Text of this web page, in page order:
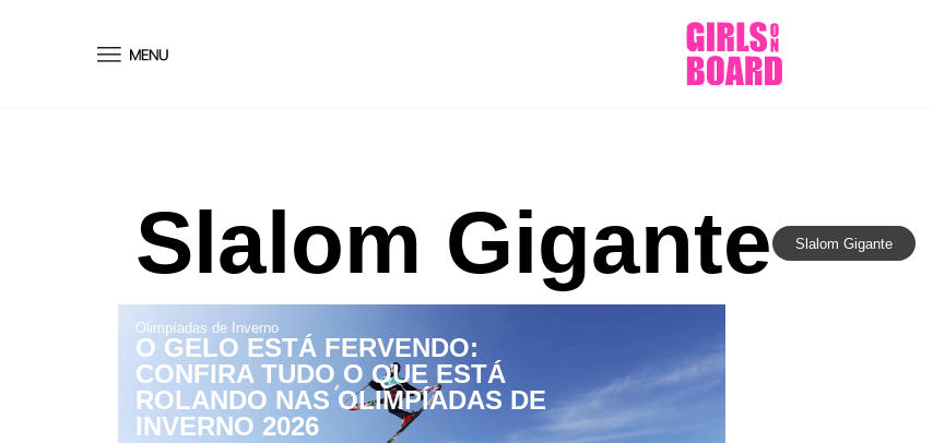
Slalom Gigante Slalom Gigante
Olimpíadas de Inverno
O GELO ESTÁ FERVENDO:
CONFIRA TUDO O QUE ESTÁ
ROLANDO NAS OLIMPÍADAS DE
INVERNO 2026